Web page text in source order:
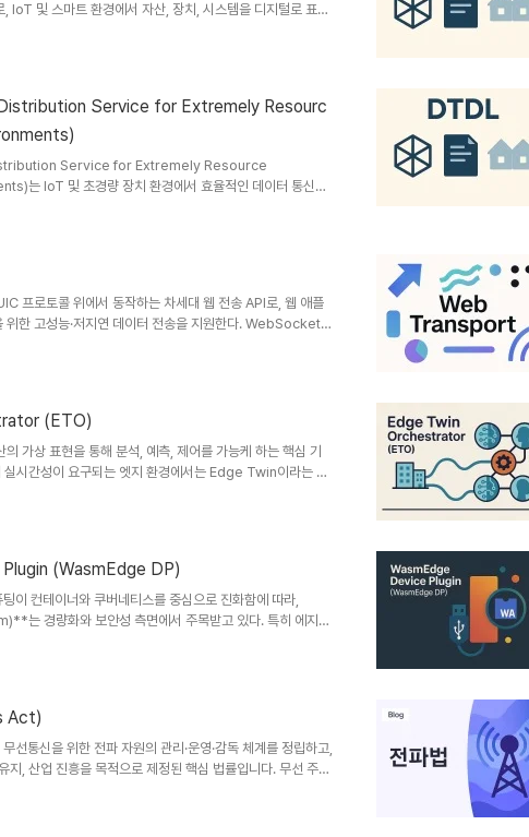
및 스마트 환경에서 자산, 장치, 시스템을 디지털로 표현
의 직관적인 스키마를 통해 센서 데이터, 속성, 관계 등을 통
구분내용비고표준성JSON-LD 기반W3C 표준 확장유연성
I..
Service for Extremely Resourc
Service for Extremely Resource
는 IoT 및 초경량 장치 환경에서 효율적인 데이터 통신을
다. 기존 DDS(Data Distribution Service)의 기능을 경량
기반의 퍼블리시/서브스크라이브(pub/sub) 통신 모델을
공..
프로토콜 위에서 동작하는 차세대 웹 전송 API로, 웹 애플
위한 고성능·저지연 데이터 전송을 지원한다. WebSocket의
임·화상회의·IoT 등 다양한 실시간 서비스에서 활용 가능하
징설명비고QUIC 기반UDP 기반 저지연 전송TCP 대비 지
향·양방향 스트림 가능유연한 ..
(ETO)
가상 표현을 통해 분석, 예측, 제어를 가능케 하는 핵심 기
실시간성이 요구되는 엣지 환경에서는 Edge Twin이라는 개
효과적으로 운영하기 위해 필요한 것이 **Edge Twin
식으로 자동화·정책 기반으로 관리하는 소프트웨어 아키텍처
시간 운영, 예측 분석, 자율..
(WasmEdge DP)
이 컨테이너와 쿠버네티스를 중심으로 진화함에 따라,
경량화와 보안성 측면에서 주목받고 있다. 특히 에지
이너보다 가볍고 빠른 실행 환경이 요구되며, 이를 가능하게
수 있게 하며, 에지 환경의 성능과 확장성을 극대화한다.1.
WasmEdge DP는 Kubernetes에서 W..
Act)
선통신을 위한 전파 자원의 관리·운영·감독 체계를 정립하고,
지, 산업 진흥을 목적으로 제정된 핵심 법률입니다. 무선 주파
법은 전파의 공정하고 효율적인 사용, 주파수 할당·면허·감